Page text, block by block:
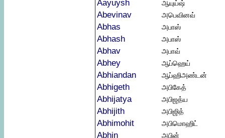
Aayuysh ஆயுய்ஷ்
Abevinav அபெவினவ்
Abhas அபாஸ்
Abhash அபாஸ்
Abhav அபாவ்
Abhey ஆப்ஹெய்
Abhiandan ஆப்ஹிஅண்டன்
Abhigeth அபிகேத்
Abhijatya அபிஜத்ய
Abhijith அபிஜித்
Abhimohit அபிமொஹிட்
Abhin அபின்